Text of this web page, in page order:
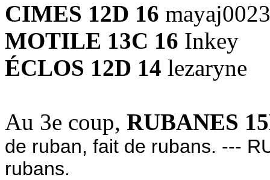
CIMES 12D 16 mayaj0023
MOTILE 13C 16 Inkey
ÉCLOS 12D 14 lezaryne
Au 3e coup, RUBANES
de ruban, fait de rubans. ---
rubans.